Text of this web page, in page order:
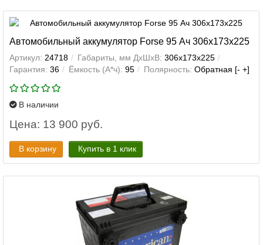
Автомобильный аккумулятор Forse 95 Ач 306x173x225
Артикул: 24718 Габариты, мм ДхШхВ: 306x173x225
Гарантия: 36 Ёмкость (А*ч): 95 Полярность: Обратная [- +]
В наличии
Цена: 13 900 руб.
В корзину Купить в 1 клик